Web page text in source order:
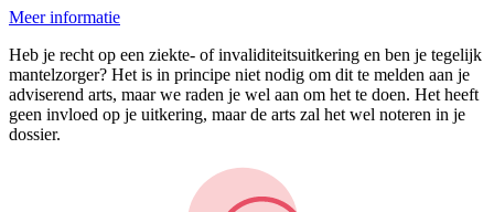
Meer informatie
Heb je recht op een ziekte- of invaliditeitsuitkering en ben je tegelijk
mantelzorger? Het is in principe niet nodig om dit te melden aan je
adviserend arts, maar we raden je wel aan om het te doen. Het heeft
geen invloed op je uitkering, maar de arts zal het wel noteren in je
dossier.